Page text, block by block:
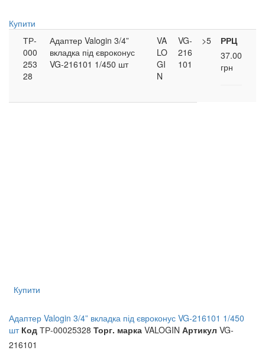
Купити
ТР-
000
253
28
Адаптер Valogin 3/4”
вкладка під євроконус
VG-216101 1/450 шт
VA
LO
GI
N
VG-
216
101
>5
РРЦ
37.00
грн
Купити
Адаптер Valogin 3/4” вкладка під євроконус VG-216101 1/450
шт Код ТР-00025328 Торг. марка VALOGIN Артикул VG-
216101